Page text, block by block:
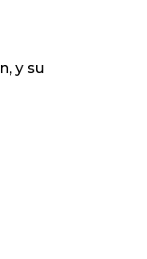
y su